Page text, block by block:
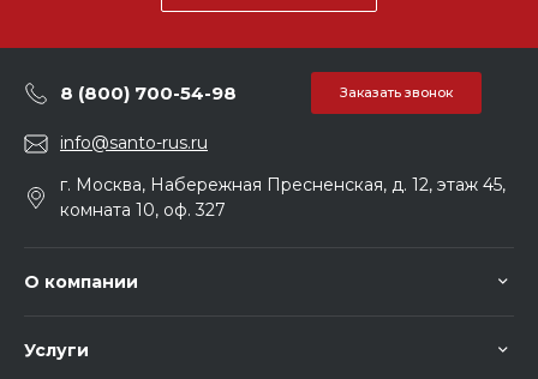
8 (800) 700-54-98 Заказать звонок
info@santo-rus.ru
г. Москва, Набережная Пресненская, д. 12, этаж 45,
комната 10, оф. 327
О компании
Услуги